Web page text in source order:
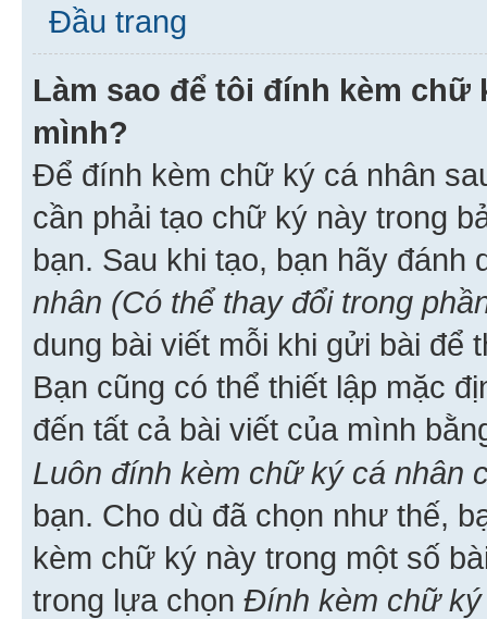
Đầu trang
Làm sao để tôi đính kèm chữ
mình?
Để đính kèm chữ ký cá nhân
cần phải tạo chữ ký này trong
bạn. Sau khi tạo, bạn hãy
nhân (Có thể thay đổi trong
dung bài viết mỗi khi gửi bài để
Bạn cũng có thể thiết lập mặc
đến tất cả bài viết của mình
Luôn đính kèm chữ ký cá nhân
bạn. Cho dù đã chọn như thế,
kèm chữ ký này trong một số
trong lựa chọn Đính kèm chữ